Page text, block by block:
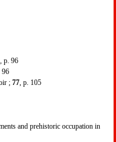
, p. 96
96
; 77 , p. 105
and prehistoric occupation in